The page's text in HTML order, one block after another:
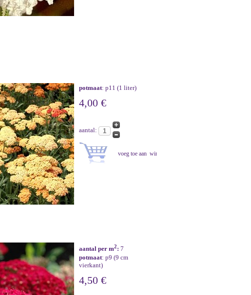
potmaat: p11 (1 liter)
4,00 €
aantal:
aantal per m2: 7
potmaat: p9 (9 cm
vierkant)
4,50 €